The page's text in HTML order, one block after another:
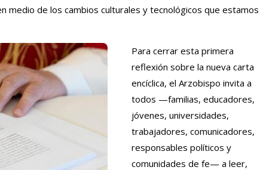
medio de los cambios culturales y tecnológicos que estamos
Para cerrar esta primera
reflexión sobre la nueva carta
encíclica, el Arzobispo invita a
todos —familias, educadores,
jóvenes, universidades,
trabajadores, comunicadores,
responsables políticos y
comunidades de fe— a leer,